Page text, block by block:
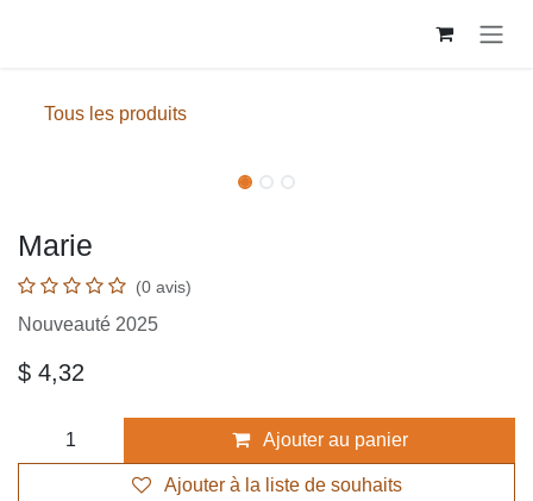
Tous les produits